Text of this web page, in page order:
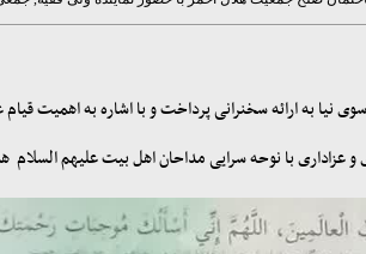
نیا به ارائه سخنرانی پرداخت و با اشاره به اهمیت
با نوحه سرایی مداحان اهل بیت علیهم السلام